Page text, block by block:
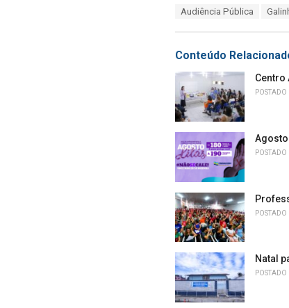
o
r
i
s
:
:
Audiência Pública
Conteúdo
Centro
POSTADO
POSTADO
POSTADO
Natal
POSTADO